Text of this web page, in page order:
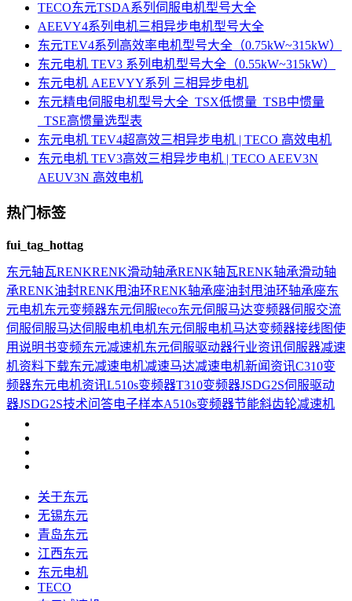
TECO东元TSDA系列伺服电机型号大全
AEEVY4系列电机三相异步电机型号大全
东元TEV4系列高效率电机型号大全（0.75kW~315kW）
东元电机 TEV3 系列电机型号大全（0.55kW~315kW）
东元电机 AEEVYY系列 三相异步电机
东元精电伺服电机型号大全_TSX低惯量_TSB中惯量
_TSE高惯量选型表
东元电机 TEV4超高效三相异步电机 | TECO 高效电机
东元电机 TEV3高效三相异步电机 | TECO AEEV3N
AEUV3N 高效电机
热门标签
fui_tag_hottag
东元轴瓦RENKRENK滑动轴承RENK轴瓦RENK轴承滑动轴
承RENK油封RENK甩油环RENK轴承座油封甩油环轴承座东
元电机东元变频器东元伺服teco东元伺服马达变频器伺服交流
伺服伺服马达伺服电机电机东元伺服电机马达变频器接线图使
用说明书变频东元减速机东元伺服驱动器行业资讯伺服器减速
机资料下载东元减速电机减速马达减速电机新闻资讯C310变
频器东元电机资讯L510s变频器T310变频器JSDG2S伺服驱动
器JSDG2S技术问答电子样本A510s变频器节能斜齿轮减速机
关于东元
无锡东元
青岛东元
江西东元
东元电机
TECO